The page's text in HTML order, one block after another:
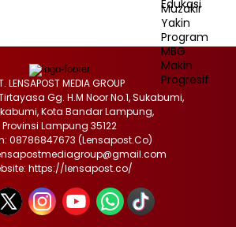
LENSAPOST MEDIA GROUP
Gg. H.M Noor No.1, Sukabumi,
Kota Bandar Lampung,
Provinsi Lampung 35122
08786847673 (Lensapost.Co)
https://lensapost.co/